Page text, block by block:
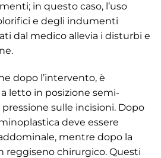
in questo caso, l’uso
e degli indumenti
dal medico allevia i disturbi e
dopo l’intervento, è
letto in posizione semi-
sulle incisioni. Dopo
deve essere
mentre dopo la
reggiseno chirurgico. Questi